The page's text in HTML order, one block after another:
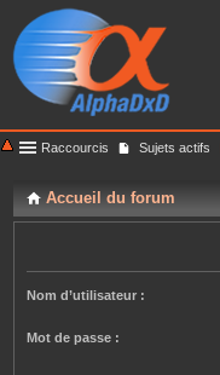
Raccourcis Sujets actifs
Accueil du forum
Nom d’utilisateur :
Mot de passe :